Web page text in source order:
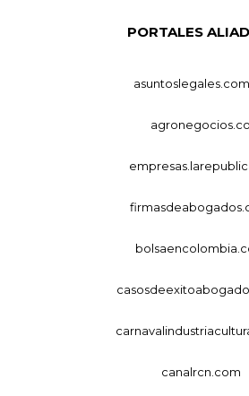
PORTALES
agronegocios.co
canalrcn.com